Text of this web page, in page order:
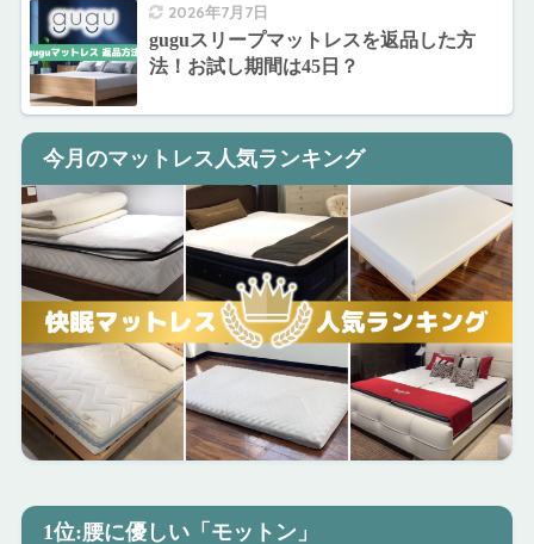
2026年7月7日
guguスリープマットレスを返品した方
法！お試し期間は45日？
今月のマットレス人気ランキング
1位:腰に優しい「モットン」